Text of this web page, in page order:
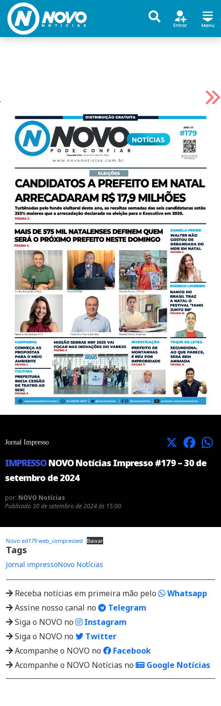
Jornal Impresso X Facebook
IMPRESSONOVO Notícias Impresso #179 – 30 de
setembro de 2024
por: NOVO Notícias
Publicado 30 de setembro de 2024 às 15:00
Novo ed179 web_compressed Baixar
Tags
Jornal impressoNovo Notícias
Receba notícias em primeira mão pelo
Whatsapp
Assine nosso canal no
Telegram
Siga o NOVO no
Instagram
Siga o NOVO no
Twitter
Acompanhe o NOVO no
Facebook
Acompanhe o NOVO Notícias no
Google Notícias